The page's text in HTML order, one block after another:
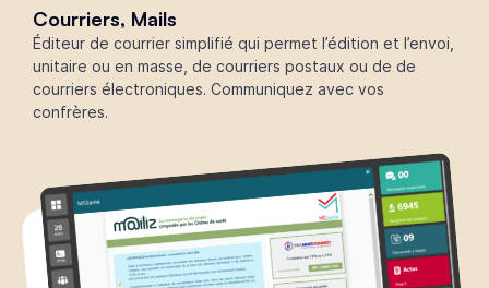
Courriers, Mails
Éditeur de courrier simplifié qui permet l’édition et l’envoi,
unitaire ou en masse, de courriers postaux ou de de
courriers électroniques. Communiquez avec vos
confrères.